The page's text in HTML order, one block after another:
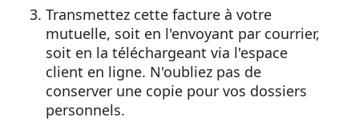
Transmettez cette facture à votre
mutuelle, soit en l'envoyant par courrier,
soit en la téléchargeant via l'espace
client en ligne. N'oubliez pas de
conserver une copie pour vos dossiers
personnels.